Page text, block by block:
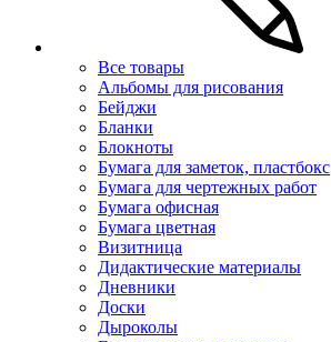
Все товары
Альбомы для рисования
Бейджи
Бланки
Блокноты
Бумага для заметок, пластбокс
Бумага для чертежных работ
Бумага офисная
Бумага цветная
Визитница
Дидактические материалы
Дневники
Доски
Дыроколы